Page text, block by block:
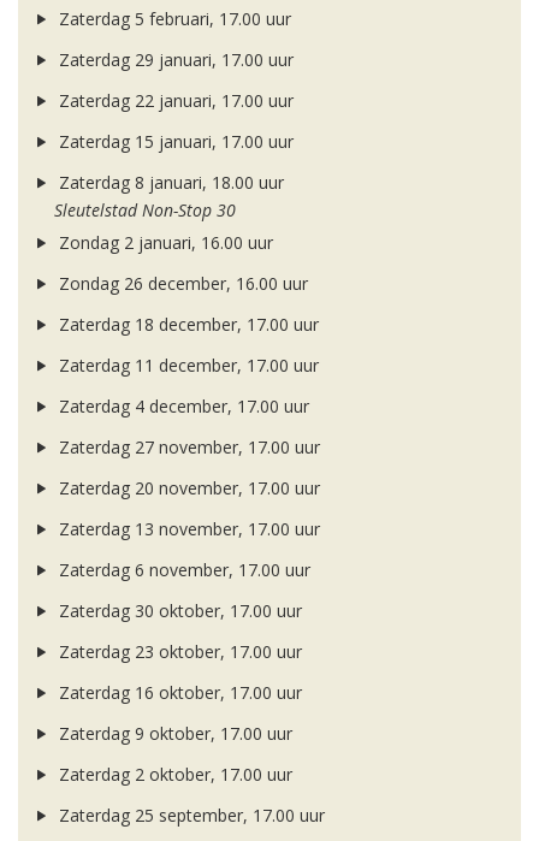
Zaterdag 5 februari, 17.00 uur
Zaterdag 29 januari, 17.00 uur
Zaterdag 22 januari, 17.00 uur
Zaterdag 15 januari, 17.00 uur
Zaterdag 8 januari, 18.00 uur
Sleutelstad Non-Stop 30
Zondag 2 januari, 16.00 uur
Zondag 26 december, 16.00 uur
Zaterdag 18 december, 17.00 uur
Zaterdag 11 december, 17.00 uur
Zaterdag 4 december, 17.00 uur
Zaterdag 27 november, 17.00 uur
Zaterdag 20 november, 17.00 uur
Zaterdag 13 november, 17.00 uur
Zaterdag 6 november, 17.00 uur
Zaterdag 30 oktober, 17.00 uur
Zaterdag 23 oktober, 17.00 uur
Zaterdag 16 oktober, 17.00 uur
Zaterdag 9 oktober, 17.00 uur
Zaterdag 2 oktober, 17.00 uur
Zaterdag 25 september, 17.00 uur